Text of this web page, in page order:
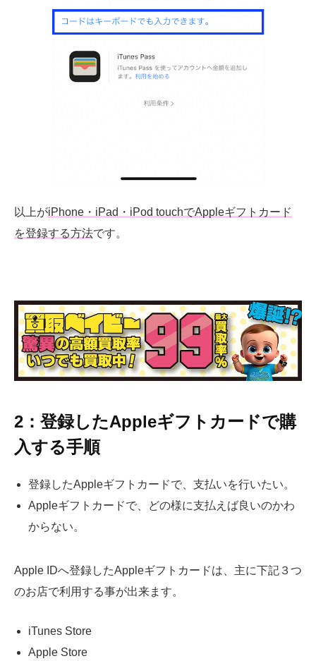
以上がiPhone・iPad・iPod touchでAppleギフトカード
を登録する方法です。
2：登録したAppleギフトカードで購
入する手順
登録したAppleギフトカードで、支払いを行いたい。
Appleギフトカードで、どの様に支払えば良いのかわ
からない。
Apple IDへ登録したAppleギフトカードは、主に下記３つ
のお店で利用する事が出来ます。
iTunes Store
Apple Store